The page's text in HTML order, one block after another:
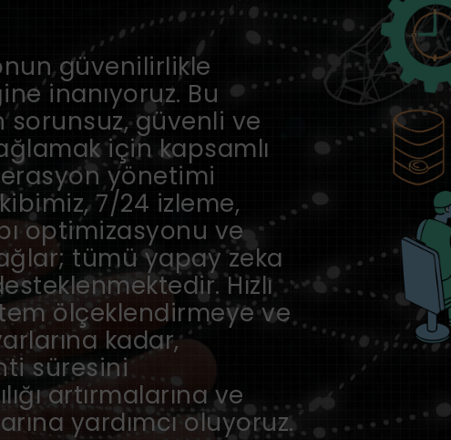
güvenilirlikle
inanıyoruz. Bu
güvenli ve
için kapsamlı
yönetimi
7/24 izleme,
optimizasyonu ve
tümü yapay zeka
Hızlı
ölçeklendirmeye ve
kadar,
süresini
artırmalarına ve
yardımcı oluyoruz.